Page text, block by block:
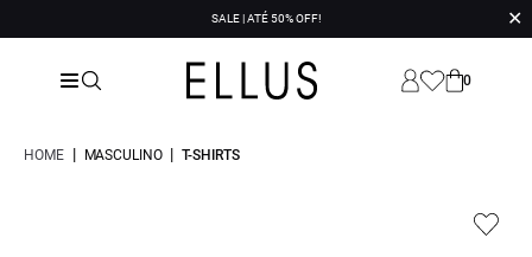
SALE | ATÉ 50% OFF! ✕
0
HOME | MASCULINO | T-SHIRTS